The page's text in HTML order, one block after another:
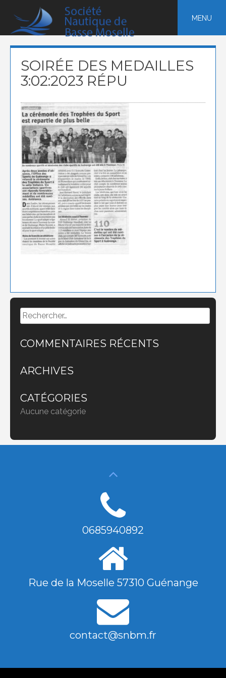
content
MENU
SOIRÉE DES MEDAILLES
3:02:2023 RÉPU
Rechercher :
COMMENTAIRES RÉCENTS
ARCHIVES
CATÉGORIES
Aucune catégorie
0685940892
Rue de la Moselle 57310 Guénange
contact@snbm.fr